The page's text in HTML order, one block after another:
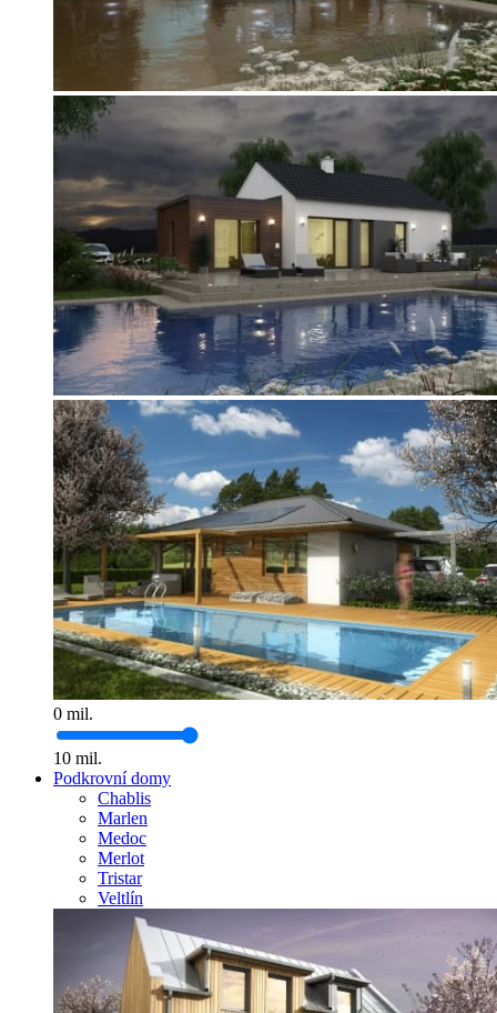
0 mil.
10 mil.
Podkrovní domy
Chablis
Marlen
Medoc
Merlot
Tristar
Veltlín